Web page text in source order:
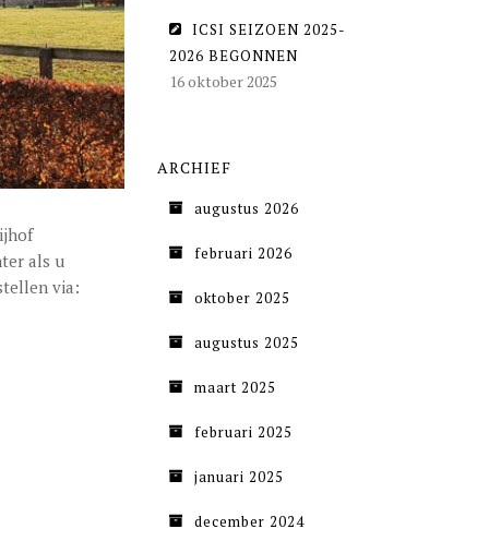
als u
via:
ICSI SEIZOEN 2025-
2026 BEGONNEN
16 oktober 2025
ARCHIEF
augustus 2026
februari 2026
oktober 2025
augustus 2025
maart 2025
februari 2025
januari 2025
december 2024